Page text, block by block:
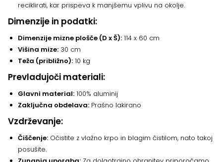
reciklirati, kar prispeva k manjšemu vplivu na okolje.
Dimenzije in podatki:
Dimenzije mizne plošče (D x Š): 114 x 60 cm
Višina mize: 30 cm
Teža (približno): 10 kg
Prevladujoči materiali:
Glavni material: 100% aluminij
Zaključna obdelava: Prašno lakirano
Vzdrževanje:
Čiščenje: Očistite z vlažno krpo in blagim čistilom, nato takoj
posušite.